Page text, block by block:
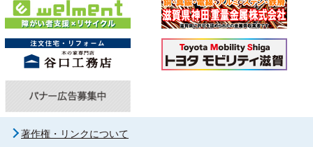
著作権・リンクについて